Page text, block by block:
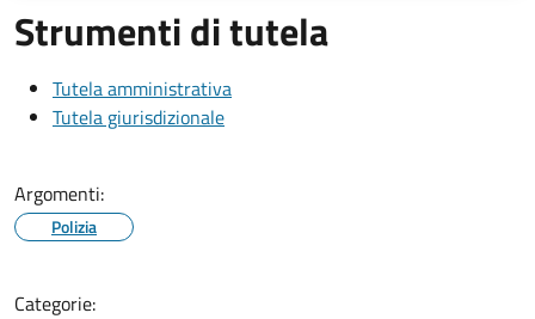
Strumenti di tutela
Tutela amministrativa
Tutela giurisdizionale
Argomenti:
Polizia
Categorie: